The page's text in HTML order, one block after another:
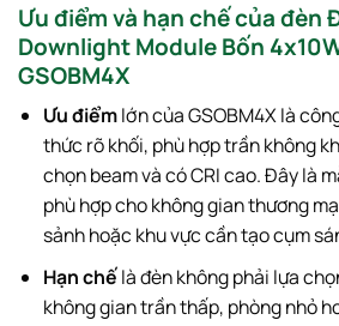
Ưu điểm và hạn chế của đèn
Downlight Module Bốn
GSOBM4X
Ưu điểmlớn của GSOBM4X là
thức rõ khối, phù hợp trần không
chọn beam và có CRI cao. Đây là
phù hợp cho không gian thương
sảnh hoặc khu vực cần tạo cụm
Hạn chếlà đèn không phải lựa
không gian trần thấp, phòng nhỏ